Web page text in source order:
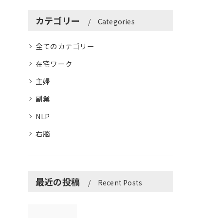
カテゴリー Categories
全てのカテゴリー
在宅ワーク
主婦
副業
NLP
右脳
最近の投稿 Recent Posts